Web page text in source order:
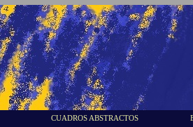
CUADROS ABSTRACTOS